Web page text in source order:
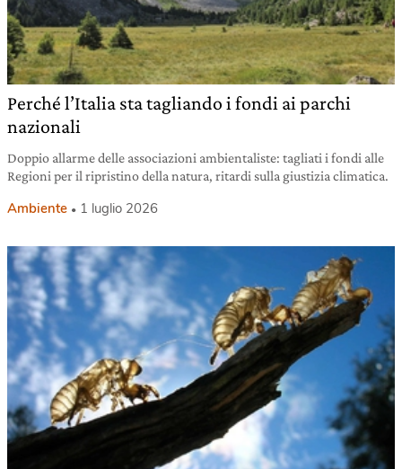
Perché l’Italia sta tagliando i fondi ai parchi
nazionali
Doppio allarme delle associazioni ambientaliste: tagliati i fondi alle
Regioni per il ripristino della natura, ritardi sulla giustizia climatica.
Ambiente 1 luglio 2026